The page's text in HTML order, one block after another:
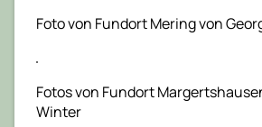
Foto von Fundort Mering von
Fotos von Fundort
Winter